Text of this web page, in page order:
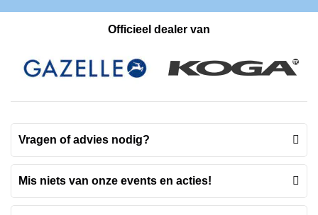
Officieel dealer van
Vragen of advies nodig?
Mis niets van onze events en acties!